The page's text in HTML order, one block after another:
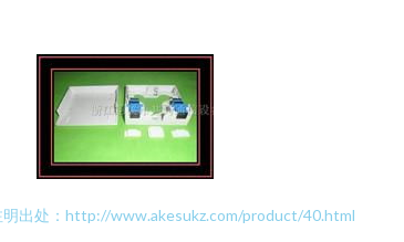
明出处：http://www.akesukz.com/product/40.html